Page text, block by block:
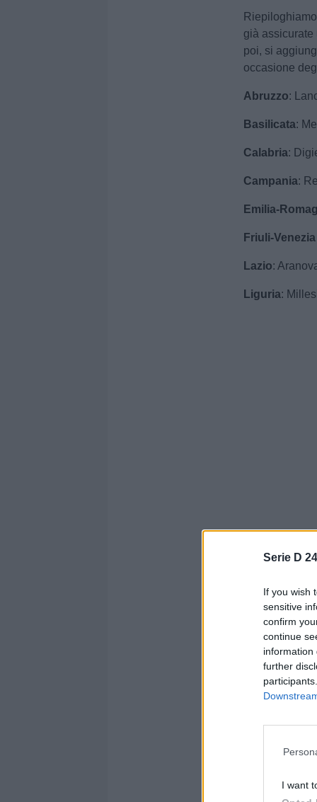
Serie D
If you wish
sensitive
confirm
continue
information
further
I want
già assicurate
poi, si
occasione
Abruzzo:
Basilicata:
Calabria:
Campania:
Emilia-
Friuli-
Lazio:
Liguria:
Molise:
Piemonte:
Puglia:
Sardegna:
Umbria: